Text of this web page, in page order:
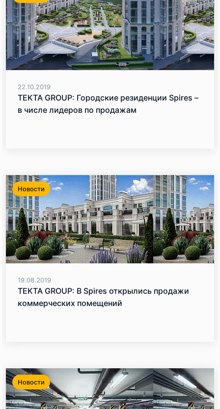
22.10.2019
TEKTA GROUP: Городские резиденции Spires –
в числе лидеров по продажам
Новости
19.08.2019
TEKTA GROUP: В Spires открылись продажи
коммерческих помещений
Новости